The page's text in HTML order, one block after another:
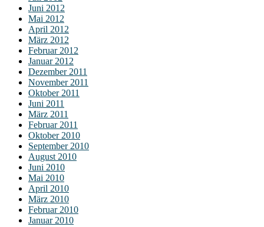
Juni 2012
Mai 2012
April 2012
März 2012
Februar 2012
Januar 2012
Dezember 2011
November 2011
Oktober 2011
Juni 2011
März 2011
Februar 2011
Oktober 2010
September 2010
August 2010
Juni 2010
Mai 2010
April 2010
März 2010
Februar 2010
Januar 2010